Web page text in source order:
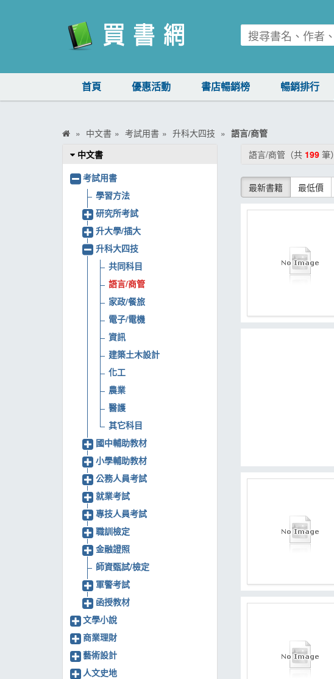
首頁 優惠活動 書店暢銷榜 暢銷排行
中文書 考試用書 升科大四技
語言/商管
語言/商管（共 199筆）
最新書籍 最低價
中文書
考試用書
學習方法
研究所考試
升大學/插大
升科大四技
共同科目
語言/商管
家政/餐旅
電子/電機
資訊
建築土木設計
化工
農業
醫護
其它科目
國中輔助教材
小學輔助教材
公務人員考試
就業考試
專技人員考試
職訓檢定
金融證照
師資甄試/檢定
軍警考試
函授教材
文學小說
商業理財
藝術設計
人文史地